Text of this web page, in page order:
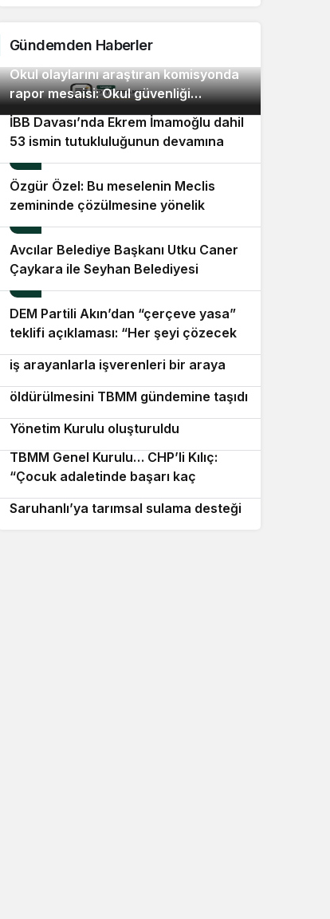
Gündemden Haberler
Okul olaylarını araştıran komisyonda
rapor mesaisi: Okul güvenliği
raporuna girecek öneriler
değerlendirildi
2
İBB Davası’nda Ekrem İmamoğlu dahil
53 ismin tutukluluğunun devamına
karar verildi
Özgür Özel: Bu meselenin Meclis
zemininde çözülmesine yönelik
geçmişten beri takındığımız
tutumumuzu sürdüreceğiz
Avcılar Belediye Başkanı Utku Caner
Çaykara ile Seyhan Belediyesi
Temizlik İşleri Müdürü Özcan Zenger
hakkında tahliye kararı verildi
DEM Partili Akın’dan “çerçeve yasa”
teklifi açıklaması: “Her şeyi çözecek
bir yasa değil, binlerce adımın ilk
adımı olarak değerlendirilmeli”
6
Germencik Belediyesi İstihdam Ofisi,
iş arayanlarla işverenleri bir araya
getirdi
Asu Kaya, Nilda Müge Şahin’in
öldürülmesini TBMM gündemine taşıdı
Yönetim Kurulu oluşturuldu
9
TBMM Genel Kurulu… CHP’li Kılıç:
“Çocuk adaletinde başarı kaç
çocuğun çetelerin elinden
kurtarıldığıyla ölçülür”
10
Manisa Büyükşehir Belediyesi’nden
Saruhanlı’ya tarımsal sulama desteği